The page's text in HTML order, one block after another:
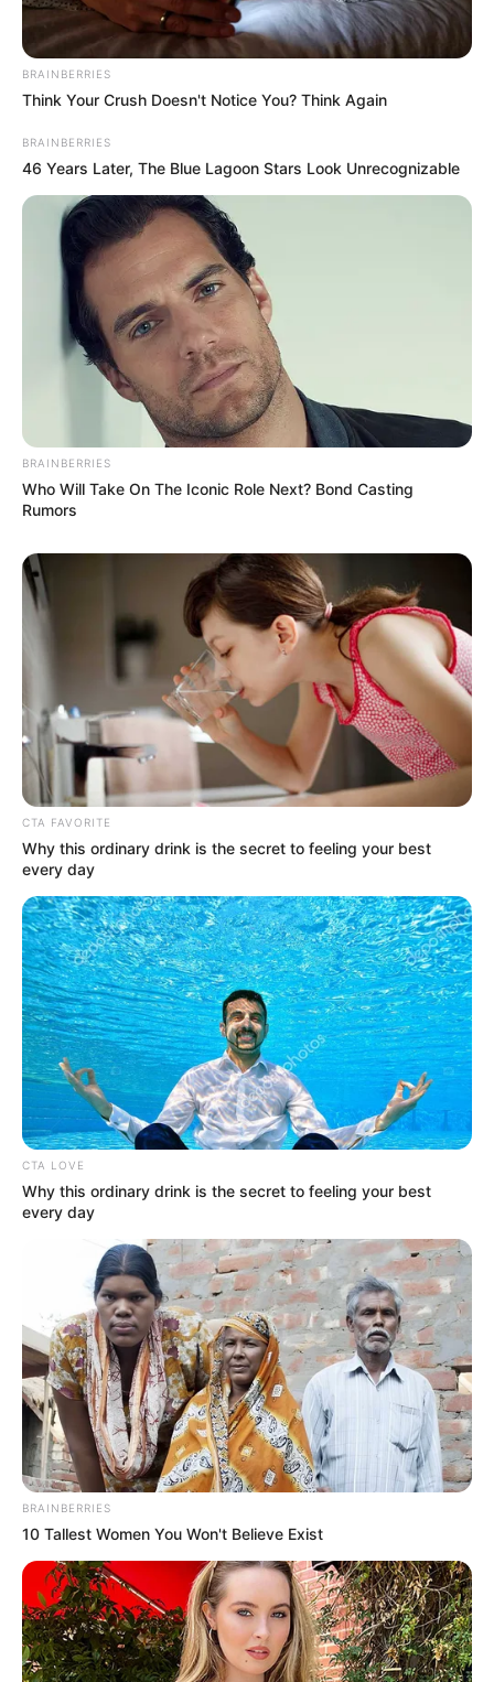
BRAINBERRIES
Think Your Crush Doesn't Notice You? Think Again
BRAINBERRIES
46 Years Later, The Blue Lagoon Stars Look Unrecognizable
BRAINBERRIES
Who Will Take On The Iconic Role Next? Bond Casting
Rumors
CTA FAVORITE
Why this ordinary drink is the secret to feeling your best
every day
CTA LOVE
Why this ordinary drink is the secret to feeling your best
every day
BRAINBERRIES
10 Tallest Women You Won't Believe Exist